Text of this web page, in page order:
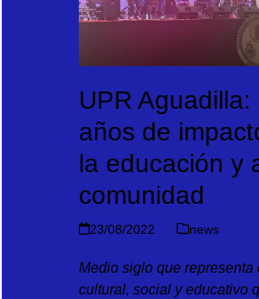
UPR Aguadilla:
años de
la educación y
comunidad
23/08/2022 news
Medio siglo que representa
cultural, social y educativo